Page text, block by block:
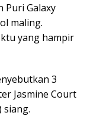
Puri Galaxy
maling.
yang hampir
3
Jasmine Court
siang.